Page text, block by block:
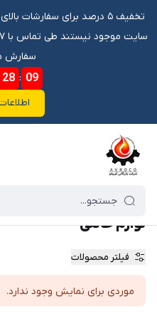
سفارش
28 : 08
فروشگاه آنلاین آوروکو
لوازم خانگی
فیلتر محصولات
موردی برای نمایش وجود ندارد.